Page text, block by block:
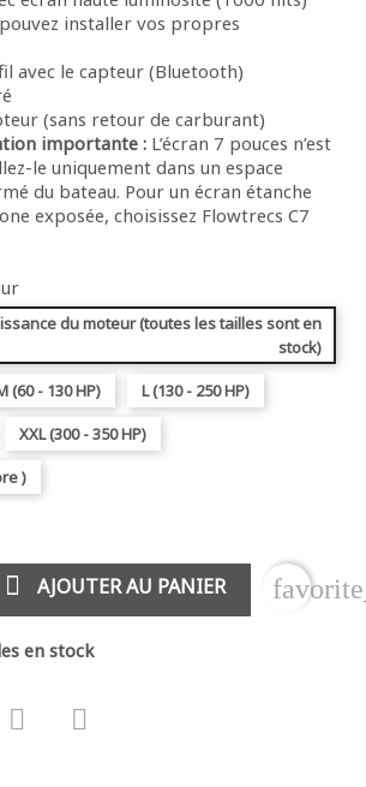
installer vos propres
avec le capteur (Bluetooth)
(sans retour de carburant)
importante : L’écran 7 pouces n’est
le uniquement dans un espace
du bateau. Pour un écran étanche
exposée, choisissez Flowtrecs C7
du moteur (toutes les tailles sont en
stock)
(60 - 130 HP)
L (130 - 250 HP)
XXL (300 - 350 HP)
)
AJOUTER AU PANIER
en stock